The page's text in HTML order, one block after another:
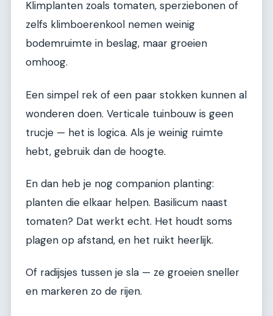
Klimplanten zoals tomaten, sperziebonen of
zelfs klimboerenkool nemen weinig
bodemruimte in beslag, maar groeien
omhoog.
Een simpel rek of een paar stokken kunnen al
wonderen doen. Verticale tuinbouw is geen
trucje — het is logica. Als je weinig ruimte
hebt, gebruik dan de hoogte.
En dan heb je nog companion planting:
planten die elkaar helpen. Basilicum naast
tomaten? Dat werkt echt. Het houdt soms
plagen op afstand, en het ruikt heerlijk.
Of radijsjes tussen je sla — ze groeien sneller
en markeren zo de rijen.